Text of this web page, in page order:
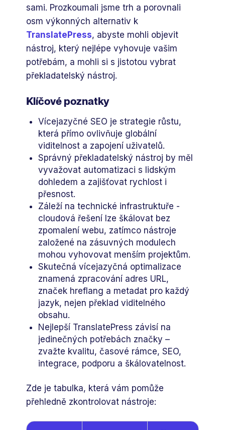
sami. Prozkoumali jsme trh a porovnali
osm výkonných alternativ k
TranslatePress, abyste mohli objevit
nástroj, který nejlépe vyhovuje vašim
potřebám, a mohli si s jistotou vybrat
překladatelský nástroj.
Klíčové poznatky
Vícejazyčné SEO je strategie růstu,
která přímo ovlivňuje globální
viditelnost a zapojení uživatelů.
Správný překladatelský nástroj by měl
vyvažovat automatizaci s lidským
dohledem a zajišťovat rychlost i
přesnost.
Záleží na technické infrastruktuře -
cloudová řešení lze škálovat bez
zpomalení webu, zatímco nástroje
založené na zásuvných modulech
mohou vyhovovat menším projektům.
Skutečná vícejazyčná optimalizace
znamená zpracování adres URL,
značek hreflang a metadat pro každý
jazyk, nejen překlad viditelného
obsahu.
Nejlepší TranslatePress závisí na
jedinečných potřebách značky –
zvažte kvalitu, časové rámce, SEO,
integrace, podporu a škálovatelnost.
Zde je tabulka, která vám pomůže
přehledně zkontrolovat nástroje: